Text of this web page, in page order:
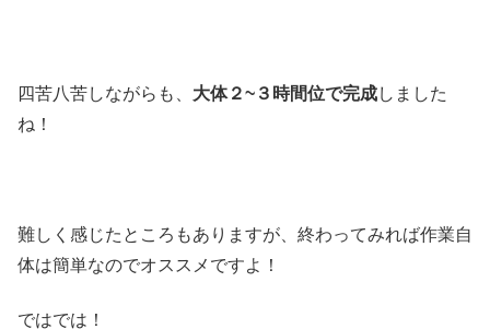
四苦八苦しながらも、 大体２~３時間位で完成しました
ね！
難しく感じたところもありますが、終わってみれば作業自
体は簡単なのでオススメですよ！
ではでは！